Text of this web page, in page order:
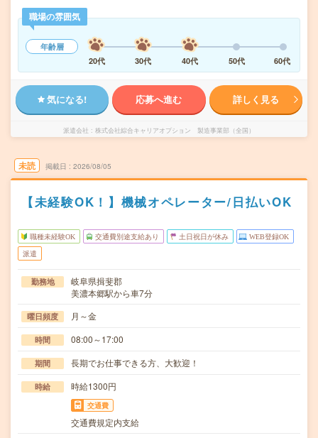
職場の雰囲気
年齢層
20代
30代 40代 50代 60代
気になる! 応募へ進む 詳しく見る
派遣会社 株式会社綜合キャリアオプション 製造事業部（全国）
未読 掲載日 2026/08/05
【未経験OK！】機械オペレーター/日払いOK
職種未経験OK 交通費別途支給あり 土日祝日が休み WEB登録OK
派遣
勤務地
岐阜県揖斐郡
美濃本郷駅から車7分
曜日頻度 月～金
時間 08:00～17:00
期間 長期でお仕事できる方、大歓迎！
時給 時給1300円
交通費
交通費規定内支給